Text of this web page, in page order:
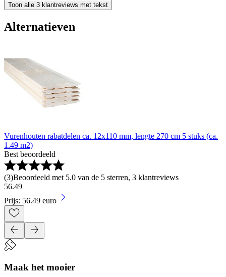
Toon alle 3 klantreviews met tekst
Alternatieven
Vurenhouten rabatdelen ca. 12x110 mm, lengte 270 cm 5 stuks (ca.
1.49 m2)
Best beoordeeld
(3)Beoordeeld met 5.0 van de 5 sterren, 3 klantreviews
56.49
Prijs: 56.49 euro
Maak het mooier